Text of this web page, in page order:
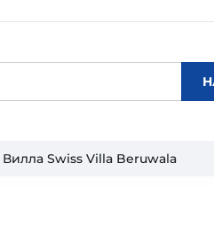
Вилла Swiss Villa Beruwala